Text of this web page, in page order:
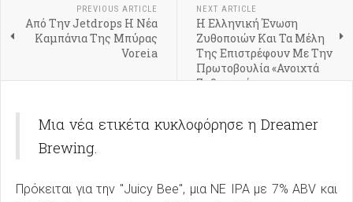
PREVIOUS ARTICLE
Από Την Jetdrops Η Νέα
Καμπάνια Της Μπύρας
Voreia
NEXT ARTICLE
Η Ελληνική Ένωση
Ζυθοποιών Και Τα Μέλη
Της Επιστρέφουν Με Την
Πρωτοβουλία «Ανοιχτά
Ζυθοποιεία»
Μια νέα ετικέτα κυκλοφόρησε η Dreamer
Brewing.
Πρόκειται για την "Juicy Bee", μια NE IPA με 7% ABV και